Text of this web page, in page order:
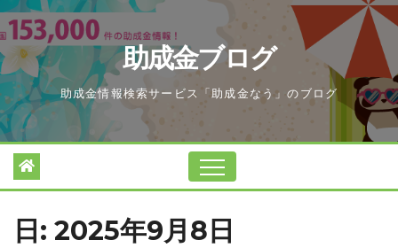
Skip
to
content
助成金ブログ
助成金情報検索サービス「助成金なう」のブログ
日: 2025年9月8日